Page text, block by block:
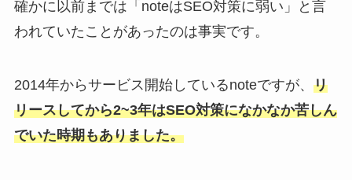
確かに以前までは「noteはSEO対策に弱い」と言
われていたことがあったのは事実です。
2014年からサービス開始しているnoteですが、 リ
リースしてから2~3年はSEO対策になかなか苦しん
でいた時期もありました。